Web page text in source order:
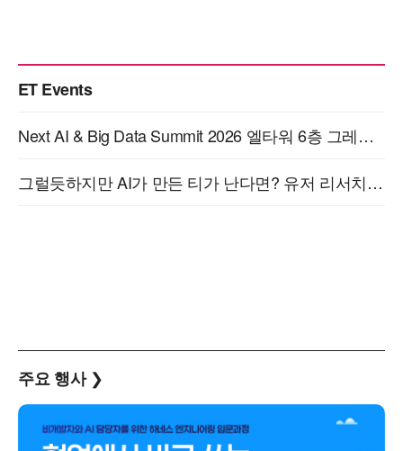
ET Events
Next AI & Big Data Summit 2026 엘타워 6층 그레이스홀 개최 (9/18)
그럴듯하지만 AI가 만든 티가 난다면? 유저 리서치부터 배포까지! (9/15)
주요 행사 ❯